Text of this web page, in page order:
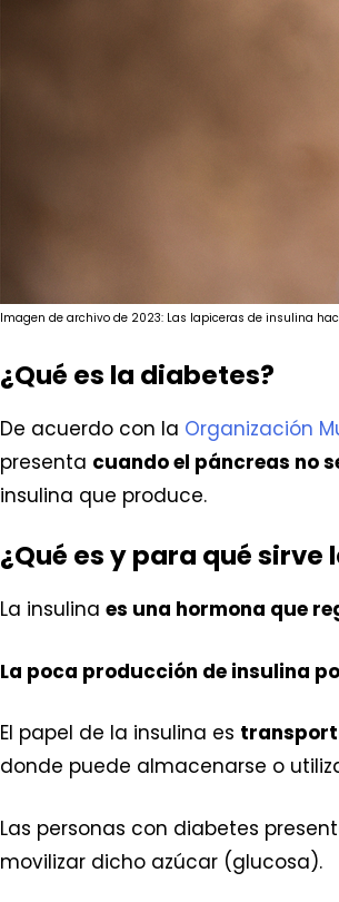
Imagen de archivo de 2023: Las lapiceras de insulina
¿Qué es la diabetes?
De acuerdo con la Organización
presenta cuando el páncreas no
insulina que produce.
¿Qué es y para qué sirve
La insulina es una hormona que
La poca producción de insulina
El papel de la insulina es
donde puede almacenarse o
Las personas con diabetes
movilizar dicho azúcar (glucosa).